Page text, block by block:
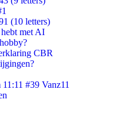
(10 letters)
met AI
CBR
#39 Vanz11